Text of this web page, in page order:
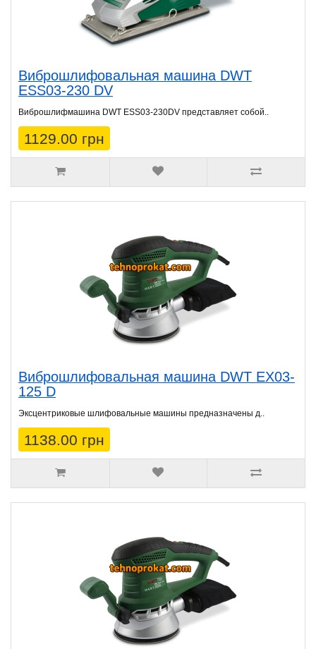
Виброшлифовальная машина DWT
ESS03-230 DV
Виброшлифмашина DWT ESS03-230DV представляет собой..
1129.00 грн
Виброшлифовальная машина DWT EX03-
125 D
Эксцентриковые шлифовальные машины предназначены д..
1138.00 грн